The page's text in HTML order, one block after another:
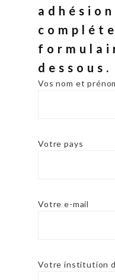
dessous.
Vos nom et
Votre pays
Votre e-mail
Votre institution